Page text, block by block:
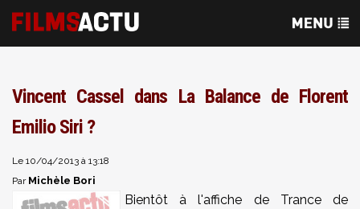
Vincent Cassel dans La Balance de Florent
Emilio Siri ?
Le 10/04/2013 à 13:18
Par Michèle Bori
Bientôt à l'affiche de Trance de